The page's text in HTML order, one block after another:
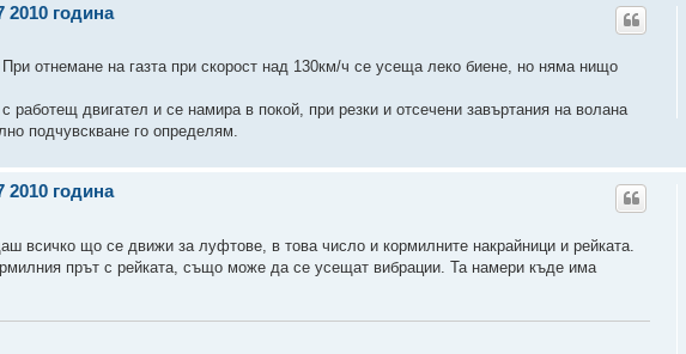
2010 година
отнемане на газта при скорост над 130км/ч се усеща леко биене, но няма нищо
двигател и се намира в покой, при резки и отсечени завъртания на волана
подчувскване го определям.
2010 година
всичко що се движи за луфтове, в това число и кормилните накрайници и рейката.
прът с рейката, също може да се усещат вибрации. Та намери къде има